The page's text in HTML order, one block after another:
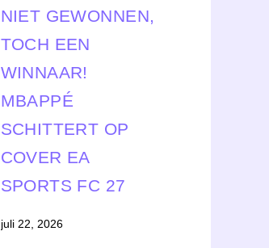
NIET GEWONNEN,
TOCH EEN
WINNAAR!
MBAPPÉ
SCHITTERT OP
COVER EA
SPORTS FC 27
juli 22, 2026